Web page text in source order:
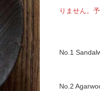
京都
りません。
No.1
No.2